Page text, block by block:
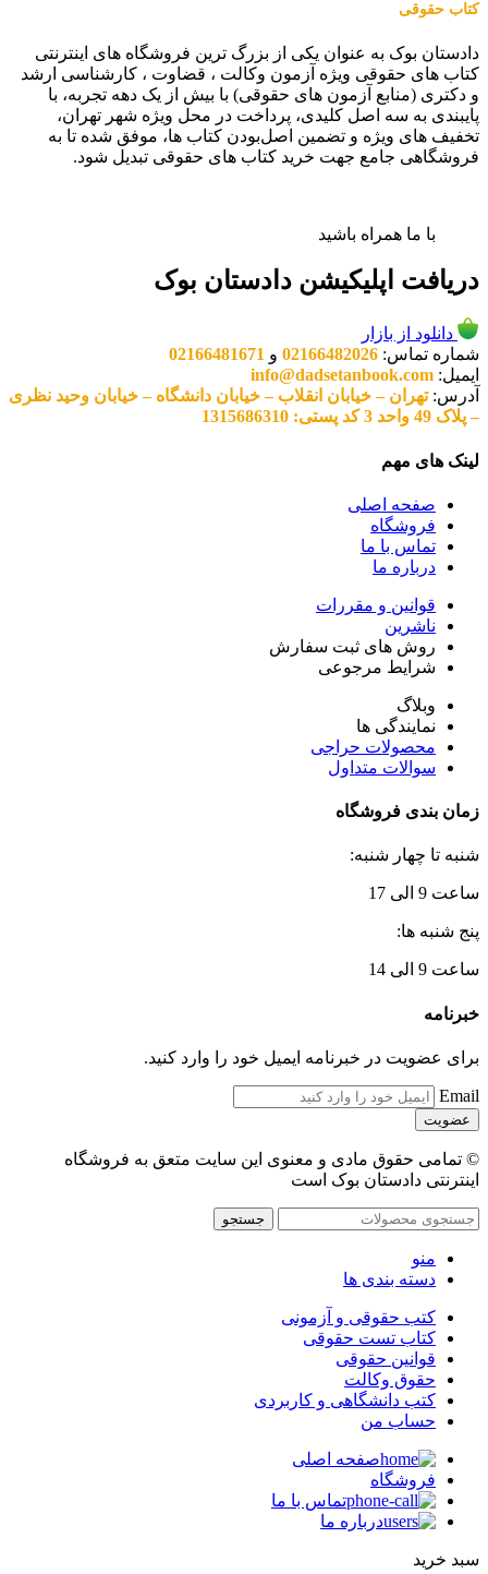
کتاب حقوقی
دادستان بوک به عنوان یکی از بزرگ ترین فروشگاه های اینترنتی
کتاب های حقوقی ویژه آزمون وکالت ، قضاوت ، کارشناسی ارشد
و دکتری (منابع آزمون های حقوقی) با بیش از یک دهه تجربه، با
پایبندی به سه اصل کلیدی، پرداخت در محل ویژه شهر تهران،
تخفیف های ویژه و تضمین اصل‌بودن کتاب ها، موفق شده تا به
فروشگاهی جامع جهت خرید کتاب های حقوقی تبدیل شود.
با ما همراه باشید
دریافت اپلیکیشن دادستان بوک
دانلود از بازار
شماره تماس: 02166482026 و 02166481671
ایمیل: info@dadsetanbook.com
آدرس:تهران – خیابان انقلاب – خیابان دانشگاه – خیابان وحید نظری
– پلاک 49 واحد 3 کد پستی: 1315686310
لینک های مهم
صفحه اصلی
فروشگاه
تماس با ما
درباره ما
قوانین و مقررات
ناشرین
روش های ثبت سفارش
شرایط مرجوعی
وبلاگ
نمایندگی ها
محصولات حراجی
سوالات متداول
زمان بندی فروشگاه
شنبه تا چهار شنبه:
ساعت 9 الی 17
پنج شنبه ها:
ساعت 9 الی 14
خبرنامه
برای عضویت در خبرنامه ایمیل خود را وارد کنید.
Email
© تمامی حقوق مادی و معنوی این سایت متعق به فروشگاه
اینترنتی دادستان بوک است
جستجو
منو
دسته بندی ها
کتب حقوقی و آزمونی
کتاب تست حقوقی
قوانین حقوقی
حقوق وکالت
کتب دانشگاهی و کاربردی
حساب من
صفحه اصلی
فروشگاه
تماس با ما
درباره ما
سبد خرید